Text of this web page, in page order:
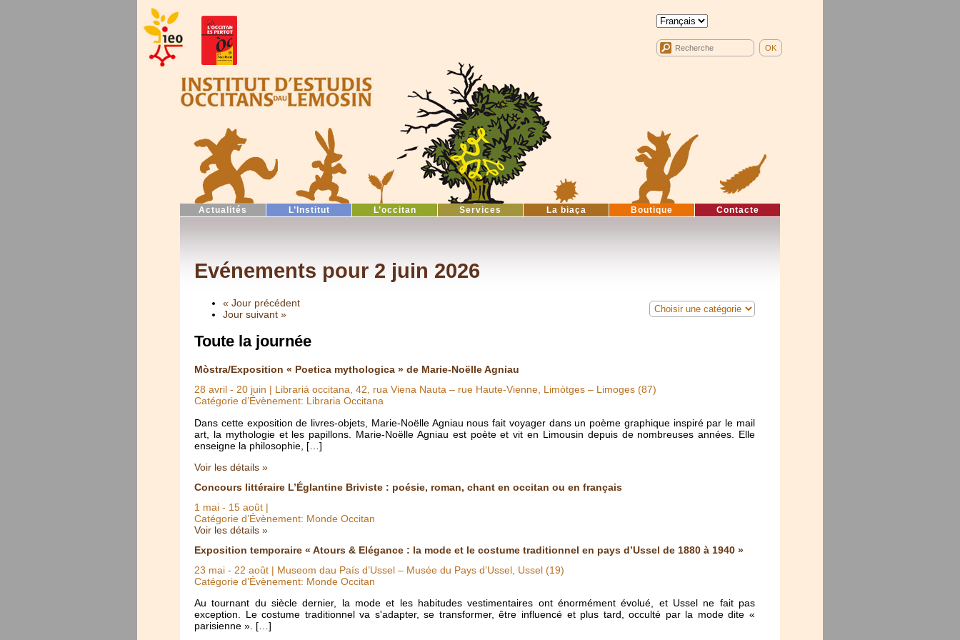
Actualités L’Institut L’occitan Services La biaça Boutique Contacte
Evénements pour 2 juin 2026
« Jour précédent
Jour suivant »
Toute la journée
Mòstra/Exposition « Poetica mythologica » de Marie-Noëlle Agniau
28 avril - 20 juin | Librariá occitana, 42, rua Viena Nauta – rue Haute-Vienne, Limòtges – Limoges (87)
Catégorie d’Évènement: Libraria Occitana
Dans cette exposition de livres-objets, Marie-Noëlle Agniau nous fait voyager dans un poème graphique inspiré par le mail
art, la mythologie et les papillons. Marie-Noëlle Agniau est poète et vit en Limousin depuis de nombreuses années. Elle
enseigne la philosophie, […]
Voir les détails »
Concours littéraire L’Églantine Briviste : poésie, roman, chant en occitan ou en français
1 mai - 15 août |
Catégorie d’Évènement: Monde Occitan
Voir les détails »
Exposition temporaire « Atours & Elégance : la mode et le costume traditionnel en pays d’Ussel de 1880 à 1940 »
23 mai - 22 août | Museom dau País d’Ussel – Musée du Pays d’Ussel, Ussel (19)
Catégorie d’Évènement: Monde Occitan
Au tournant du siècle dernier, la mode et les habitudes vestimentaires ont énormément évolué, et Ussel ne fait pas
exception. Le costume traditionnel va s'adapter, se transformer, être influencé et plus tard, occulté par la mode dite «
parisienne ». […]